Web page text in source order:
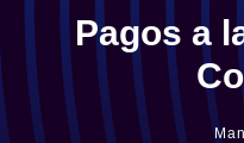
Pagos a